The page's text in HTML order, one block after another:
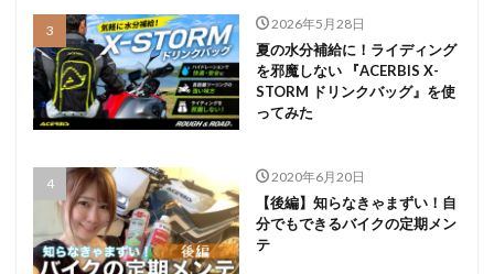
2026年5月28日
夏の水分補給に！ライディング
を邪魔しない 『ACERBIS X-
STORM ドリンクバッグ』を使
ってみた
2020年6月20日
【後編】知らなきゃまずい！自
分でもできるバイクの定期メン
テ